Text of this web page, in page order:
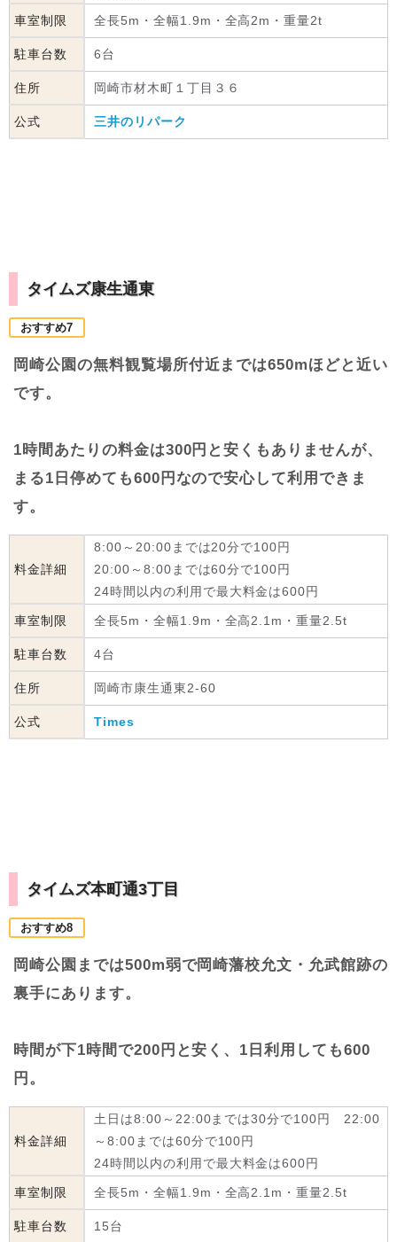
車室制限 全長5m・全幅1.9m・全高2m・重量2t
駐車台数 6台
住所 岡崎市材木町１丁目３６
公式 三井のリパーク
タイムズ康生通東
おすすめ7
岡崎公園の無料観覧場所付近までは650mほどと近い
です。
1時間あたりの料金は300円と安くもありませんが、
まる1日停めても600円なので安心して利用できま
す。
料金詳細
8:00～20:00までは20分で100円
20:00～8:00までは60分で100円
24時間以内の利用で最大料金は600円
車室制限 全長5m・全幅1.9m・全高2.1m・重量2.5t
駐車台数 4台
住所 岡崎市康生通東2-60
公式 Times
タイムズ本町通3丁目
おすすめ8
岡崎公園までは500m弱で岡崎藩校允文・允武館跡の
裏手にあります。
時間が下1時間で200円と安く、1日利用しても600
円。
料金詳細
土日は8:00～22:00までは30分で100円 22:00
～8:00までは60分で100円
24時間以内の利用で最大料金は600円
車室制限 全長5m・全幅1.9m・全高2.1m・重量2.5t
駐車台数 15台